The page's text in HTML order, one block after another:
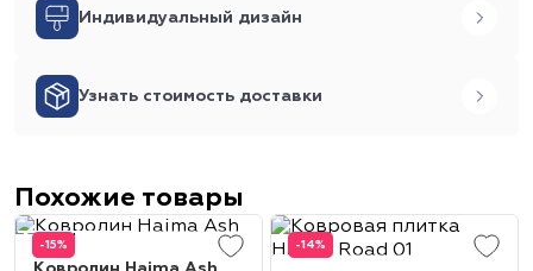
Индивидуальный дизайн
Узнать стоимость доставки
Похожие товары
-15% -14%